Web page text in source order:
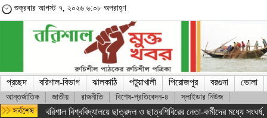
শুক্রবার আগস্ট ৭, ২০২৬ ৬:০৮ অপরাহ্ণ
প্রচ্ছদ বরিশাল-বিভাগ ঝালকাঠি পটুয়াখালী পিরোজপুর বরগুনা ভোলা
আন্তর্জাতিক জাতীয় রাজনীতি বিশেষ-প্রতিবেদন-৪ স্লাইডার নিউজ
বরিশাল বিশ্ববিদ্যালয়ে ছাত্রদল ও ছাত্রশিবিরের নেতা-কর্মীদের মধ্যে সংঘর্ষ,